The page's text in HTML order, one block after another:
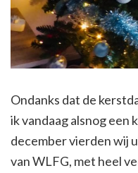
Ondanks dat de
ik vandaag alsnog een
december vierden wij
van WLFG, met heel